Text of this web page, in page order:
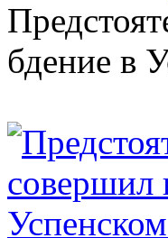
бдение в